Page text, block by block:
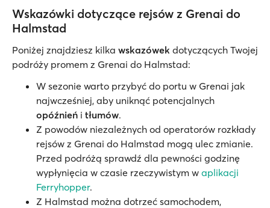
Wskazówki dotyczące rejsów z Grenai do
Halmstad
Poniżej znajdziesz kilka wskazówek dotyczących Twojej
podróży promem z Grenai do Halmstad:
W sezonie warto przybyć do portu w Grenai jak
najwcześniej, aby uniknąć potencjalnych
opóźnień i tłumów.
Z powodów niezależnych od operatorów rozkłady
rejsów z Grenai do Halmstad mogą ulec zmianie.
Przed podróżą sprawdź dla pewności godzinę
wypłynięcia w czasie rzeczywistym w aplikacji
Ferryhopper.
Z Halmstad można dotrzeć samochodem,